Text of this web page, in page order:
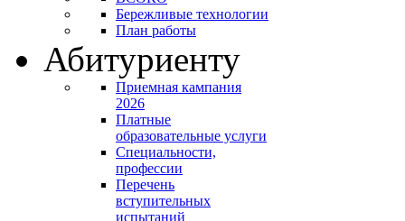
Бережливые технологии
План работы
Абитуриенту
Приемная кампания
2026
Платные
образовательные услуги
Специальности,
профессии
Перечень
вступительных
испытаний